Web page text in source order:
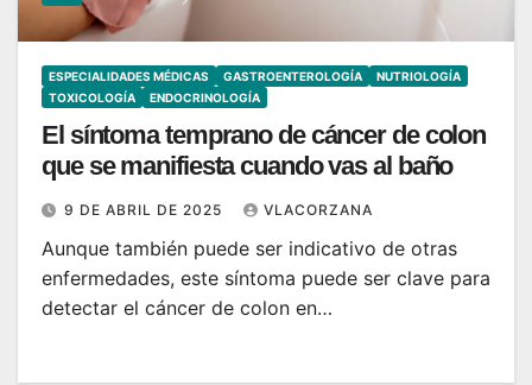
ESPECIALIDADES MÉDICAS GASTROENTEROLOGÍA
NUTRIOLOGÍA
TOXICOLOGÍA
ENDOCRINOLOGÍA
El síntoma temprano de cáncer de colon
que se manifiesta cuando vas al baño
9 DE ABRIL DE 2025 VLACORZANA
Aunque también puede ser indicativo de otras
enfermedades, este síntoma puede ser clave para
detectar el cáncer de colon en…